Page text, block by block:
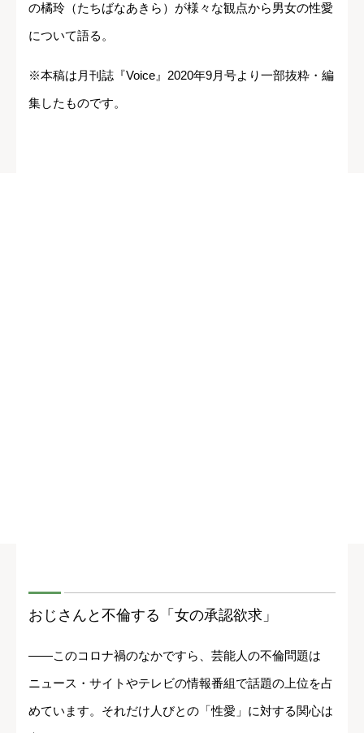
の橘玲（たちばなあきら）が様々な観点から男女の性愛
について語る。
※本稿は月刊誌『Voice』2020年9月号より一部抜粋・編
集したものです。
おじさんと不倫する「女の承認欲求」
――このコロナ禍のなかですら、芸能人の不倫問題は
ニュース・サイトやテレビの情報番組で話題の上位を占
めています。それだけ人びとの「性愛」に対する関心は